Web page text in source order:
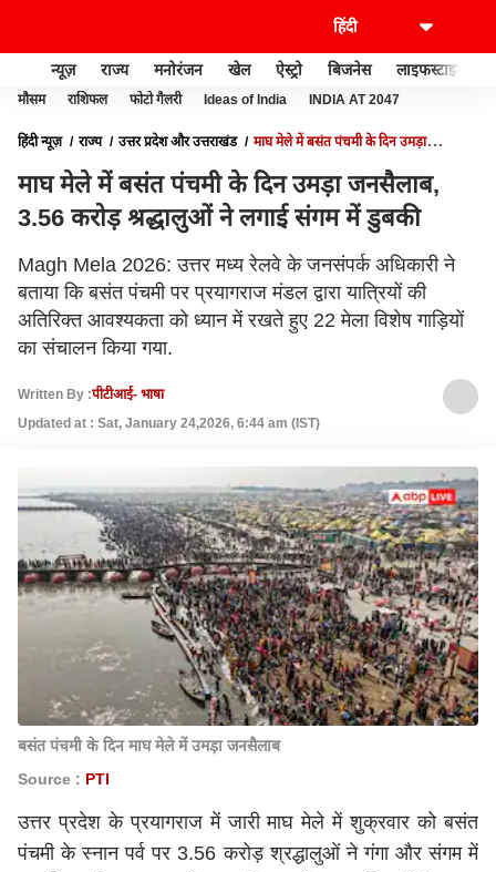
न्यूज़ राज्य मनोरंजन खेल ऐस्ट्रो बिजनेस लाइफस्टाइल
मौसम राशिफल फोटो गैलरी Ideas of India INDIA AT 2047
हिंदी न्यूज़ राज्य उत्तर प्रदेश और उत्तराखंड
माघ मेले में बसंत पंचमी के दिन उमड़ा
माघ मेले में बसंत पंचमी के दिन उमड़ा जनसैलाब,
3.56 करोड़ श्रद्धालुओं ने लगाई संगम में डुबकी
Magh Mela 2026: उत्तर मध्य रेलवे के जनसंपर्क अधिकारी ने
बताया कि बसंत पंचमी पर प्रयागराज मंडल द्वारा यात्रियों की
अतिरिक्त आवश्यकता को ध्यान में रखते हुए 22 मेला विशेष गाड़ियों
का संचालन किया गया.
Written By :पीटीआई- भाषा
Updated at : Sat, January 24,2026, 6:44 am (IST)
बसंत पंचमी के दिन माघ मेले में उमड़ा जनसैलाब
Source : PTI
उत्तर प्रदेश के प्रयागराज में जारी माघ मेले में शुक्रवार को बसंत
पंचमी के स्नान पर्व पर 3.56 करोड़ श्रद्धालुओं ने गंगा और संगम में